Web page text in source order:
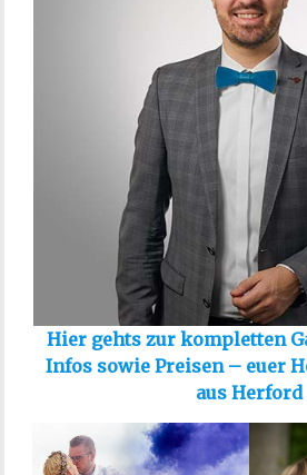
Hier gehts zur kompletten
Infos sowie Preisen – euer
aus Herford